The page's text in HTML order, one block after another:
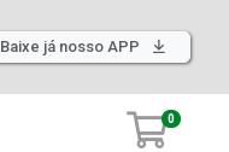
Baixe já nosso APP
0